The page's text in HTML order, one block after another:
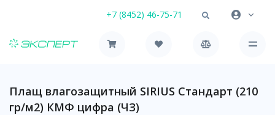
+7 (8452) 46-75-71
Плащ влагозащитный SIRIUS Стандарт (210
гр/м2) КМФ цифра (ЧЗ)